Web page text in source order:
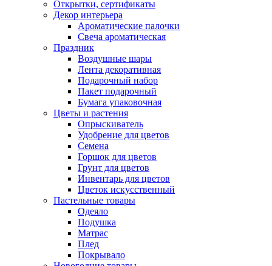
Открытки, сертификаты
Декор интерьера
Ароматические палочки
Свеча ароматическая
Праздник
Воздушные шары
Лента декоративная
Подарочный набор
Пакет подарочный
Бумага упаковочная
Цветы и растения
Опрыскиватель
Удобрение для цветов
Семена
Горшок для цветов
Грунт для цветов
Инвентарь для цветов
Цветок искусственный
Пастельные товары
Одеяло
Подушка
Матрас
Плед
Покрывало